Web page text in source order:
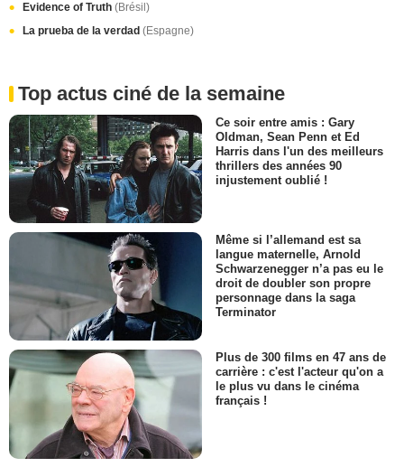
Evidence of Truth (Brésil)
La prueba de la verdad (Espagne)
Top actus ciné de la semaine
Ce soir entre amis : Gary
Oldman, Sean Penn et Ed
Harris dans l'un des meilleurs
thrillers des années 90
injustement oublié !
Même si l’allemand est sa
langue maternelle, Arnold
Schwarzenegger n’a pas eu le
droit de doubler son propre
personnage dans la saga
Terminator
Plus de 300 films en 47 ans de
carrière : c'est l'acteur qu'on a
le plus vu dans le cinéma
français !